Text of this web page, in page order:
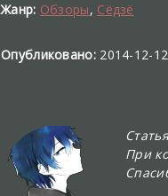
Жанр: Обзоры, Сёдзё
Опубликовано:2014-12-12
При